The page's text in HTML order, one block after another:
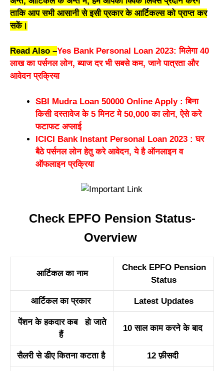
ताकि आप सभी आसानी से इसी प्रकार के आर्टिकल्स को प्राप्त कर
सकें।
Read Also –Yes Bank Personal Loan 2023: मिलेगा 40
लाख का पर्सनल लोन, ब्याज दर भी सबसे कम, जाने पात्रता और
आवेदन प्रक्रिया
SBI Mudra Loan 50000 Online Apply : बिना
किसी दस्तावेज के 5 मिनट मे 50,000 का लोन, ऐसे करे
फटाफट अप्लाई
ICICI Bank Instant Personal Loan 2023 : घर
बैठे पर्सनल लोन हेतु करे आवेदन, ये है ऑनलाइन व
ऑफलाइन प्रक्रिया
Check EPFO Pension Status-
Overview
आर्टिकल का नाम
Check EPFO Pension
Status
आर्टिकल का प्रकार Latest Updates
पेंशन के हकदार कब हो जाते
हैं
10 साल काम करने के बाद
सैलरी से डीए कितना कटता है 12 फ़ीसदी